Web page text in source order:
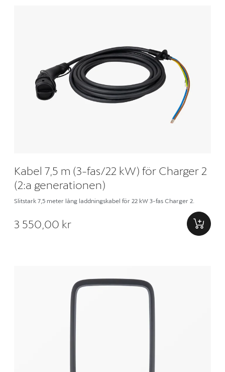
Kabel 7,5 m (3-fas/22 kW) för Charger 2
(2:a generationen)
Slitstark 7,5 meter lång laddningskabel för 22 kW 3-fas Charger 2.
3 550,00 kr